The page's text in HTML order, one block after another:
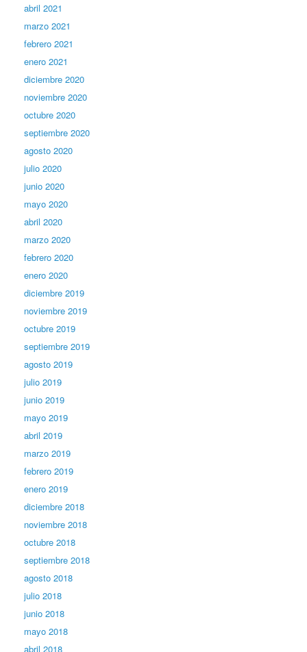
abril 2021
marzo 2021
febrero 2021
enero 2021
diciembre 2020
noviembre 2020
octubre 2020
septiembre 2020
agosto 2020
julio 2020
junio 2020
mayo 2020
abril 2020
marzo 2020
febrero 2020
enero 2020
diciembre 2019
noviembre 2019
octubre 2019
septiembre 2019
agosto 2019
julio 2019
junio 2019
mayo 2019
abril 2019
marzo 2019
febrero 2019
enero 2019
diciembre 2018
noviembre 2018
octubre 2018
septiembre 2018
agosto 2018
julio 2018
junio 2018
mayo 2018
abril 2018